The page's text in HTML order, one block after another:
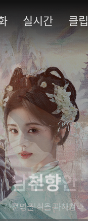
실시간 클립
남부당안
사건의 진실을 파헤쳐라